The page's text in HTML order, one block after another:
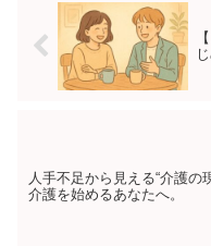
人手不足から見える“介護の
介護を始めるあなたへ。